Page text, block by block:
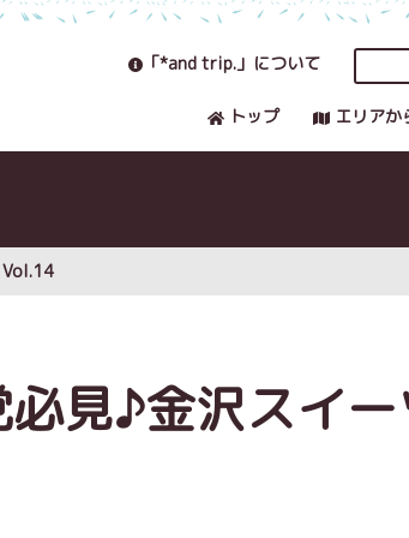
「*and trip.」について
トップ エリアか
Vol.14
見♪金沢スイー